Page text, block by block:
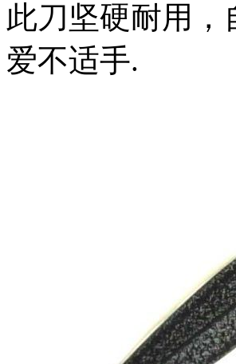
此刀坚硬耐用
爱不适手.